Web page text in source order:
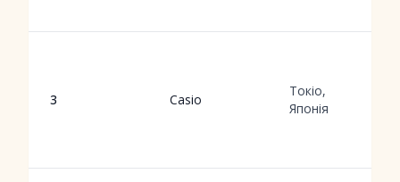
3 Casio
Токіо,
Японія